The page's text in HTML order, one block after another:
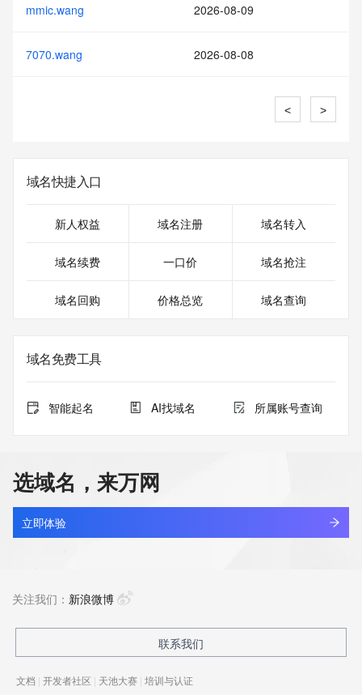
mmic.wang 2026-08-09
7070.wang 2026-08-08
< >
域名快捷入口
新人权益 域名注册 域名转入
域名续费 一口价 域名抢注
域名回购 价格总览 域名查询
域名免费工具
智能起名 AI找域名 所属账号查询
选域名，来万网
立即体验
关注我们： 新浪微博
联系我们
文档 | 开发者社区 | 天池大赛 | 培训与认证